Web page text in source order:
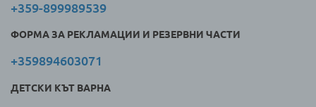
+359-899989539
ФОРМА ЗА РЕКЛАМАЦИИ И РЕЗЕРВНИ ЧАСТИ
+359894603071
ДЕТСКИ КЪТ ВАРНА